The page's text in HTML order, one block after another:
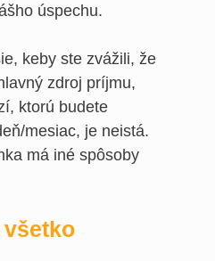
úspechu.
keby ste zvážili, že
zdroj príjmu,
ktorú budete
mesiac, je neistá.
má iné spôsoby